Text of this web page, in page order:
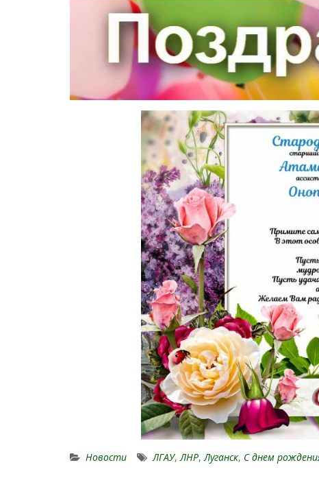
Новости ЛГАУ, ЛНР, Луганск, С днем